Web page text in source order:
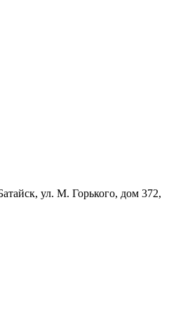
ул. М. Горького, дом 372,